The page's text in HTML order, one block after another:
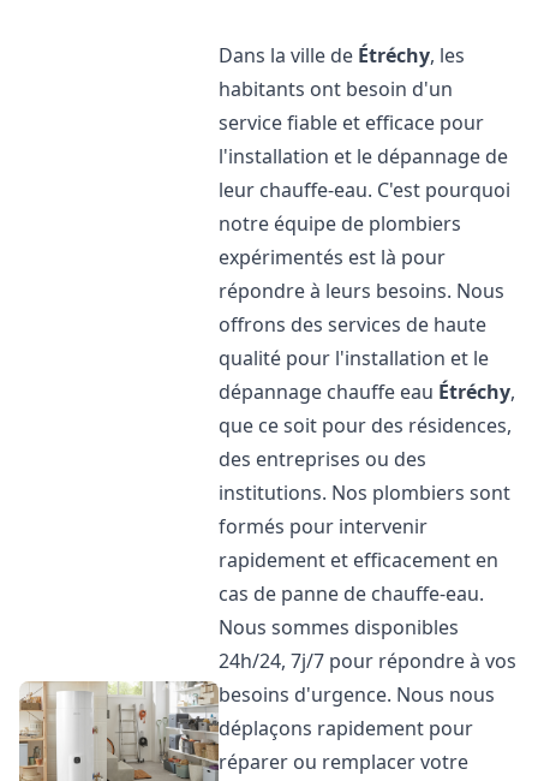
Dans la ville de Étréchy, les
habitants ont besoin d'un
service fiable et efficace pour
l'installation et le dépannage de
leur chauffe-eau. C'est pourquoi
notre équipe de plombiers
expérimentés est là pour
répondre à leurs besoins. Nous
offrons des services de haute
qualité pour l'installation et le
dépannage chauffe eau Étréchy,
que ce soit pour des résidences,
des entreprises ou des
institutions. Nos plombiers sont
formés pour intervenir
rapidement et efficacement en
cas de panne de chauffe-eau.
Nous sommes disponibles
24h/24, 7j/7 pour répondre à vos
besoins d'urgence. Nous nous
déplaçons rapidement pour
réparer ou remplacer votre